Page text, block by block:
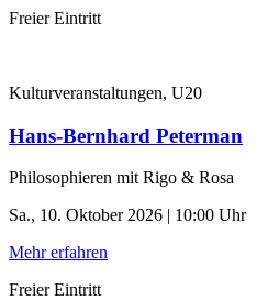
Freier Eintritt
Kulturveranstaltungen, U20
Hans-Bernhard Peterman
Philosophieren mit Rigo & Rosa
Sa., 10. Oktober 2026 | 10:00 Uhr
Mehr erfahren
Freier Eintritt